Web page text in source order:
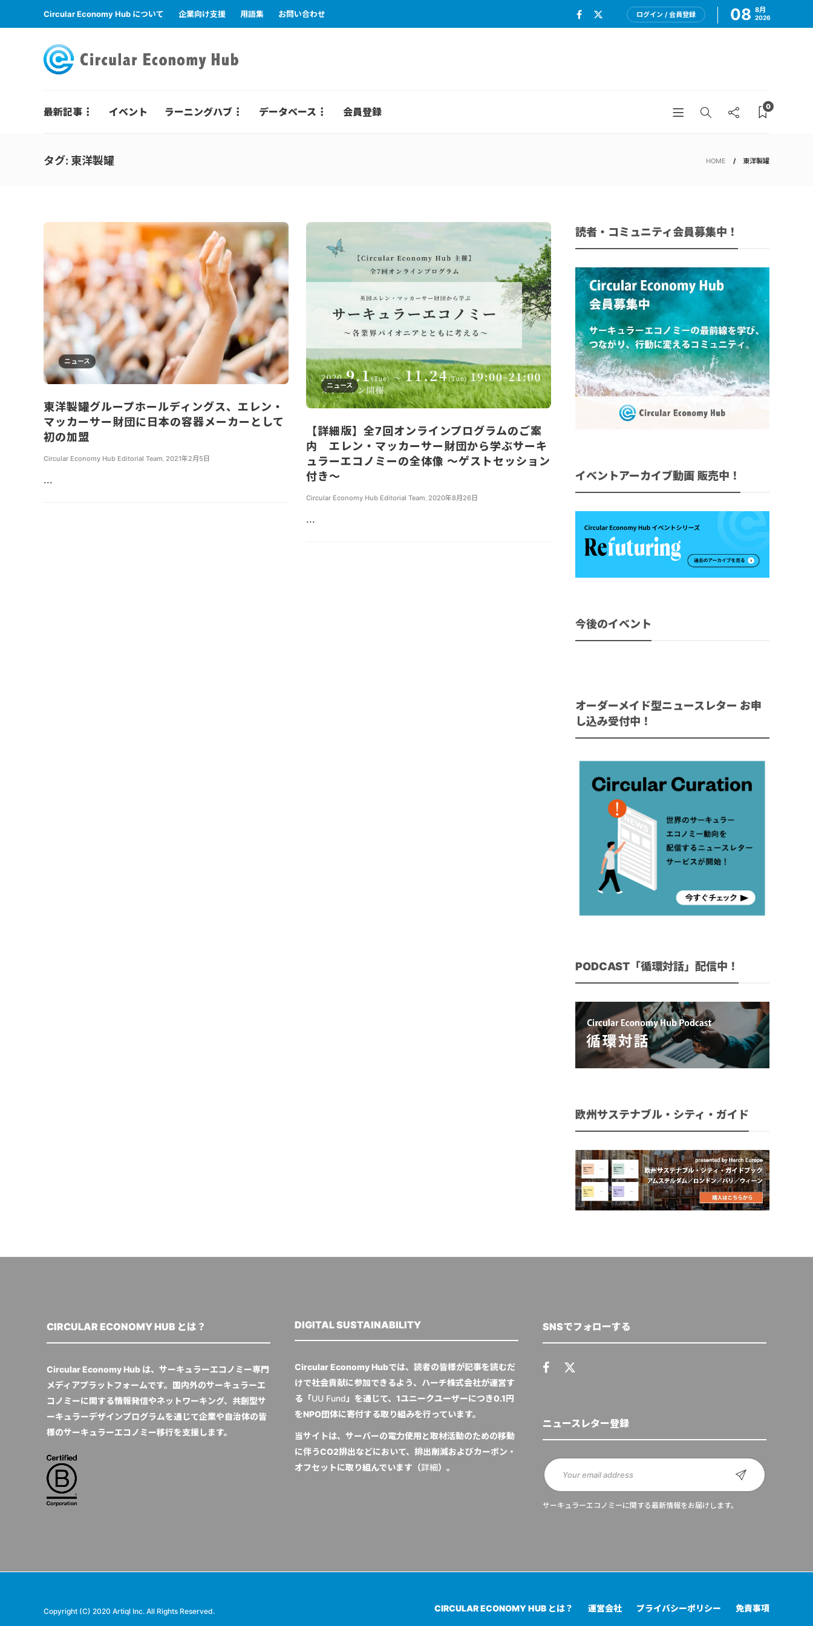
Circular Economy Hub について 企業向け支援 用語集 お問い合わせ ログイン / 会員登録 08 8月
2026
最新記事 イベント ラーニングハブ データベース 会員登録 0
タグ: 東洋製罐 HOME 東洋製罐
ニュース
東洋製罐グループホールディングス、エレン・
マッカーサー財団に日本の容器メーカーとして
初の加盟
Circular Economy Hub Editorial Team 2021年2月5日
...
ニュース
【詳細版】全7回オンラインプログラムのご案
内 エレン・マッカーサー財団から学ぶサーキ
ュラーエコノミーの全体像 ～ゲストセッション
付き～
Circular Economy Hub Editorial Team, 2020年8月26日
...
読者・コミュニティ会員募集中！
イベントアーカイブ動画 販売中！
今後のイベント
オーダーメイド型ニュースレター お申
し込み受付中！
PODCAST「循環対話」配信中！
欧州サステナブル・シティ・ガイド
CIRCULAR ECONOMY HUB とは？
Circular Economy Hub は、サーキュラーエコノミー専門
メディアプラットフォームです。国内外のサーキュラーエ
コノミーに関する情報発信やネットワーキング、共創型サ
ーキュラーデザインプログラムを通じて企業や自治体の皆
様のサーキュラーエコノミー移行を支援します。
DIGITAL SUSTAINABILITY
Circular Economy Hubでは、読者の皆様が記事を読むだ
けで社会貢献に参加できるよう、ハーチ株式会社が運営す
る「UU Fund」を通じて、1ユニークユーザーにつき0.1円
をNPO団体に寄付する取り組みを行っています。
当サイトは、サーバーの電力使用と取材活動のための移動
に伴うCO2排出などにおいて、排出削減およびカーボン・
オフセットに取り組んでいます（詳細）。
SNSでフォローする
ニュースレター登録
サーキュラーエコノミーに関する最新情報をお届けします。
Copyright (C) 2020 Artiql Inc. All Rights Reserved. CIRCULAR ECONOMY HUB とは？ 運営会社 プライバシーポリシー 免責事項